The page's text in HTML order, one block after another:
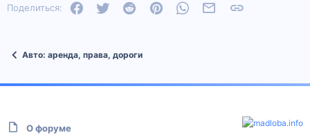
Поделиться: FacebookTwitter Reddit PinterestWhatsAppЭлектронная почта
Авто: аренда, права, дороги
О форуме